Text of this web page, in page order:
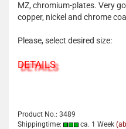
MZ, chromium-plates. Very
copper, nickel and chrome
Please, select desired size:
DETAILS
Product No.: 3489
Shippingtime:
ca. 1 Week